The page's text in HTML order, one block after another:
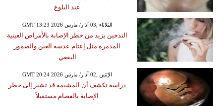
عند البلوغ
GMT 13:23 2026 الثلاثاء ,03 آذار/ مارس
التدخين يزيد من خطر الإصابة بالأمراض العينية
المدمرة مثل إعتام عدسة العين والضمور
البقعي
GMT 20:24 2026 الإثنين ,02 آذار/ مارس
دراسة تكشف أن المشيمة قد تشير إلى خطر
الإصابة بالفصام مستقبلاً